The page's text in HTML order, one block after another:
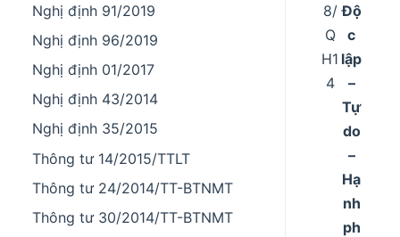
Nghị định 91/2019
Nghị định 96/2019
Nghị định 01/2017
Nghị định 43/2014
Nghị định 35/2015
Thông tư 14/2015/TTLT
Thông tư 24/2014/TT-BTNMT
Thông tư 30/2014/TT-BTNMT
8/
Q
H1
4
Độ
c
lập
–
Tự
do
–
Hạ
nh
ph